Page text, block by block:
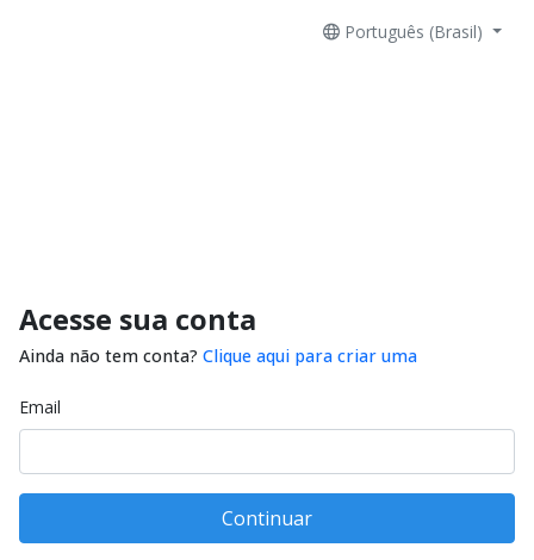
Português (Brasil)
Acesse sua conta
Ainda não tem conta? Clique aqui para criar uma
Email
Continuar